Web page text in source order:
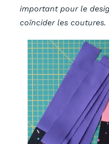
important pour le
coïncider les coutures.